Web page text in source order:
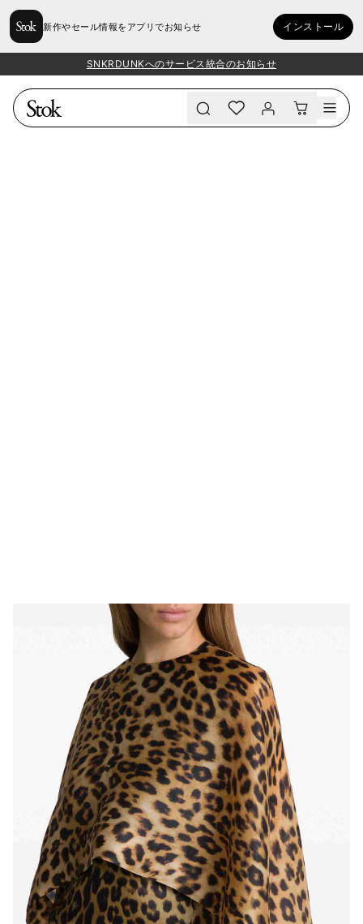
新作やセール情報をアプリでお知らせ インストール
SNKRDUNKへのサービス統合のお知らせ